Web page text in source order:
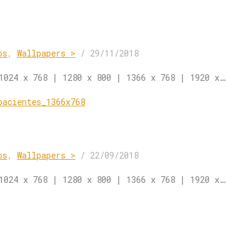
, Wallpapers > / 29/11/2018
x 768 | 1280 x 800 | 1366 x 768 | 1920 x…
, Wallpapers > / 22/09/2018
x 768 | 1280 x 800 | 1366 x 768 | 1920 x…